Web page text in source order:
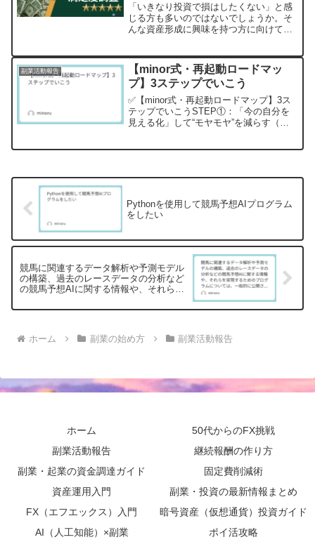
「いきなり投資で損はしたくない」と感
じる方も多いのではないでしょうか。そ
んな資産形成に興味を持つ方に向けて、
スの傾向が調査されました。この調査結
果から、あなたに最適な金融教育サービ
スを見つけるヒントをご紹介します。
副業活動報告
【minor式・再起動ロードマッ
プ】3ステップでいこう
✅【minor式・再起動ロードマップ】3ス
テップでいこうSTEP①：「今の自分を
見える化」して“モヤモヤ”を減らす（今
Pythonを使用して競馬予想AIプログラム
をしたい
競馬に関連するデータ解析や予測モデル
の構築、過去のレースデータの分析など
の競馬予想AIに関する情報や、それらを
一般的に公開されているコードをおしえ
ホーム
副業の始め方 副業活動報告
ホーム
50代からのFX挑戦
副業活動報告
継続報酬の作り方
副業・起業の資金調達ガイド
固定費削減術
資産運用入門
副業・投資の最新情報まとめ
FX（エフエックス）入門
暗号資産（仮想通貨）投資ガイド
AI（人工知能）×副業
ポイ活攻略